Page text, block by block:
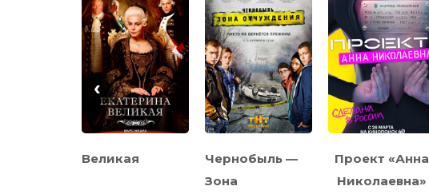
Великая
Чернобыль —
Зона
Проект «Анна
Николаевна»
‹